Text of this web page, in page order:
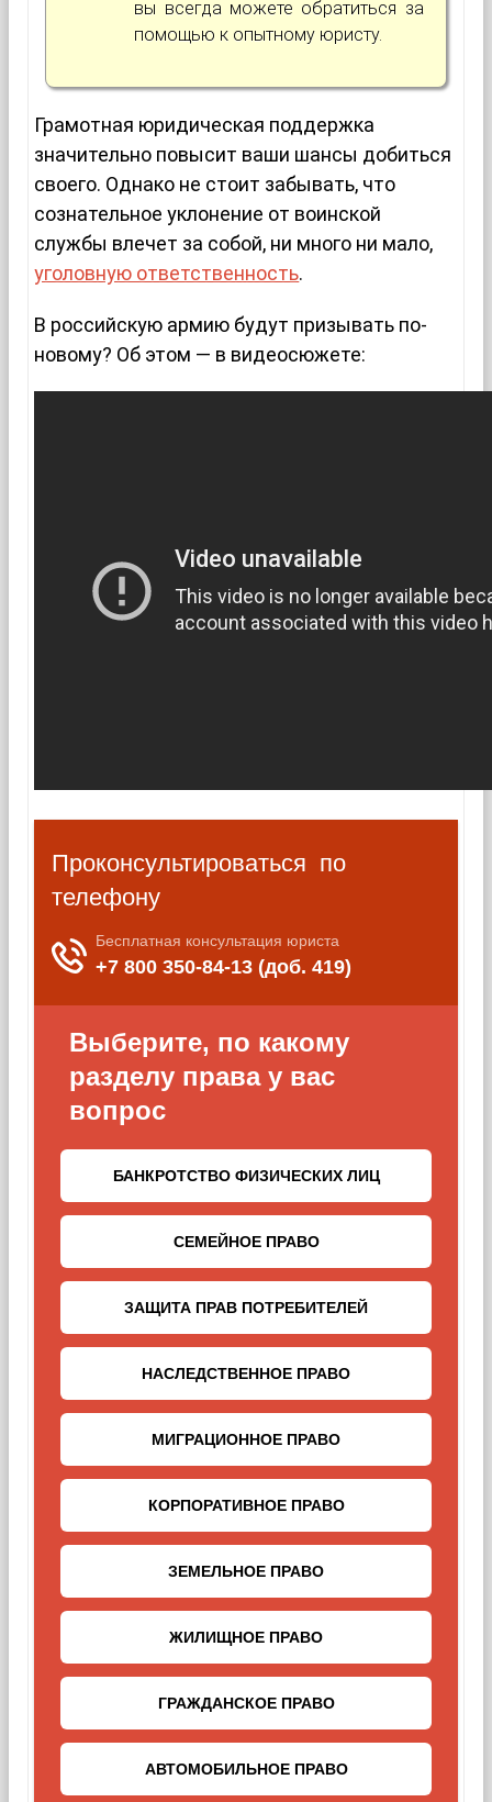
вы всегда можете обратиться за
помощью к опытному юристу.
Грамотная юридическая поддержка
значительно повысит ваши шансы добиться
своего. Однако не стоит забывать, что
сознательное уклонение от воинской
службы влечет за собой, ни много ни мало,
уголовную ответственность.
В российскую армию будут призывать по-
новому? Об этом — в видеосюжете: